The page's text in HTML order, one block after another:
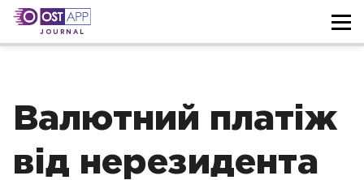
JOURNAL
Валютний платіж
від нерезидента